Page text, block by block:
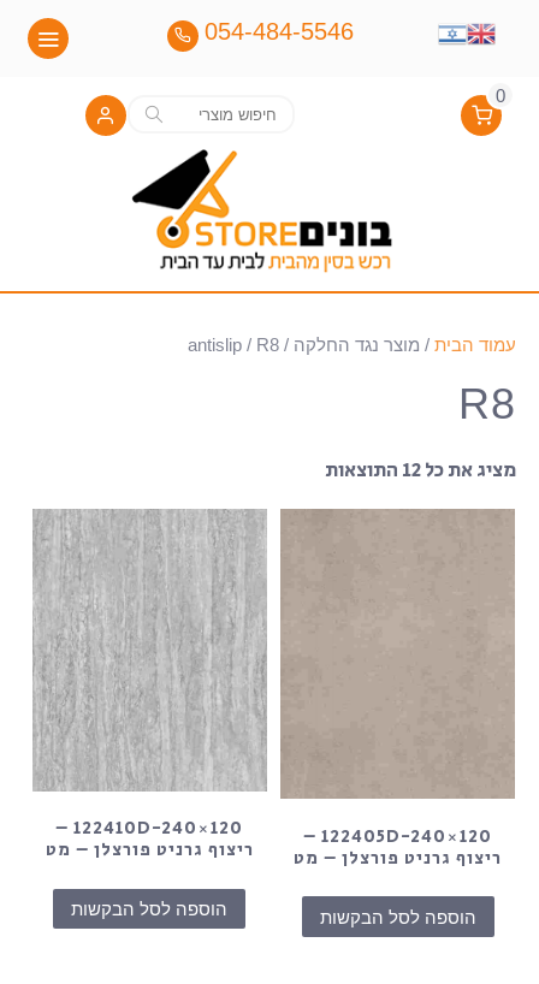
054-484-5546
חיפוש
חיפוש
0
עמוד הבית/ מוצר נגד החלקה / antislip / R8
R8
מציג את כל 12 התוצאות
122405D-240×120 –
ריצוף גרניט פורצלן – מט
הוספה לסל הבקשות
122410D-240×120 –
ריצוף גרניט פורצלן – מט
הוספה לסל הבקשות